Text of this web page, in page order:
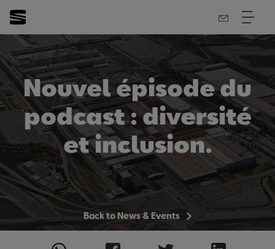
Nouvel épisode du
podcast : diversité
et inclusion.
Back to News & Events